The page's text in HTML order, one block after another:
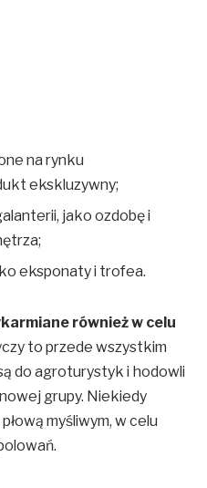
na rynku
ekskluzywny;
jako ozdobę i
eksponaty i trofea.
również w celu
to przede wszystkim
do agroturystyk i hodowli
grupy. Niekiedy
myśliwym, w celu